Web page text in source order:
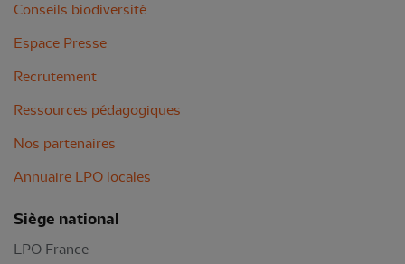
Conseils biodiversité
Espace Presse
Recrutement
Ressources pédagogiques
Nos partenaires
Annuaire LPO locales
Siège national
LPO France